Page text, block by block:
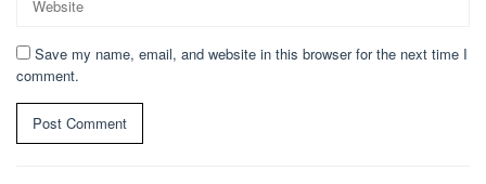
Save my name, email, and website in this browser for the next time I
comment.